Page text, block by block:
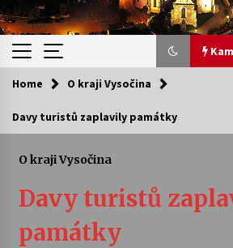
Kam za kulturou?
Sukuba Ensemble
Vernisáž výstavy
kapkou
Home O kraji Vysočina
Davy turistů zaplavily památky
O kraji Vysočina
Davy turistů
památky